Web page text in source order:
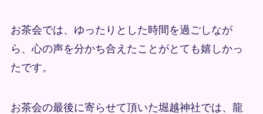
お茶会では、ゆったりとした時間を過ごしなが
ら、心の声を分かち合えたことがとても嬉しかっ
たです。
お茶会の最後に寄らせて頂いた堀越神社では、龍